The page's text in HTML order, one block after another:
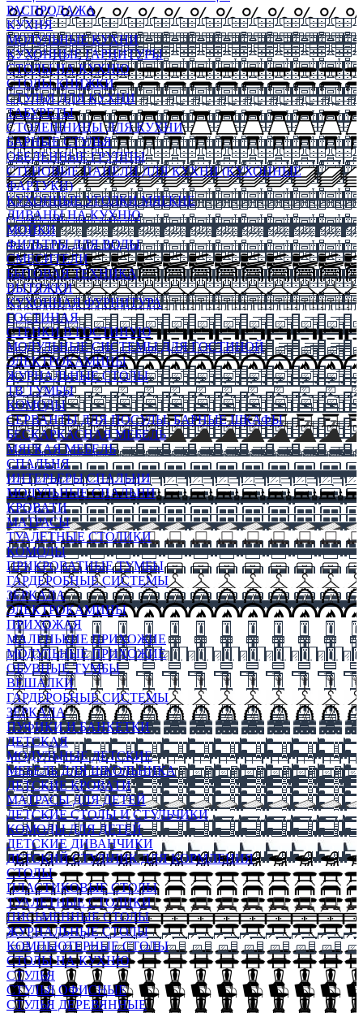
РАСПРОДАЖА
КУХНЯ
МОДУЛЬНЫЕ КУХНИ
КУХОННЫЕ ГАРНИТУРЫ
СТОЛЫ НА КУХНЮ
СТОЛЫ КНИЖКИ
СТУЛЬЯ ДЛЯ КУХНИ
ТАБУРЕТЫ
СТОЛЕШНИЦЫ ДЛЯ КУХНИ
БАРНЫЕ СТУЛЬЯ
ОБЕДЕННЫЕ ГРУППЫ
СТЕНОВЫЕ ПАНЕЛИ ДЛЯ КУХНИ (КУХОННЫЕ
ФАРТУКИ)
КУХОННЫЕ УГОЛКИ МЯГКИЕ
ДИВАНЫ НА КУХНЮ
МОЙКИ
ФИЛЬТРЫ ДЛЯ ВОДЫ
СМЕСИТЕЛИ
БЫТОВАЯ ТЕХНИКА
ВЫТЯЖКИ
КУХОННАЯ ФУРНИТУРА
ГОСТИНАЯ
СТЕНКИ В ГОСТИНУЮ
МОДУЛЬНЫЕ СИСТЕМЫ ДЛЯ ГОСТИНОЙ
ЭЛЕКТРОКАМИНЫ
ЖУРНАЛЬНЫЕ СТОЛЫ
ТВ ТУМБЫ
КОМОДЫ
СЕРВАНТЫ ДЛЯ ПОСУДЫ, БАРНЫЕ ШКАФЫ
БЕСКАРКАСНАЯ МЕБЕЛЬ
МЯГКАЯ МЕБЕЛЬ
СПАЛЬНЯ
ИНТЕРЬЕРЫ СПАЛЬНИ
МОДУЛЬНЫЕ СПАЛЬНИ
КРОВАТИ
МАТРАСЫ
ТУАЛЕТНЫЕ СТОЛИКИ
КОМОДЫ
ПРИКРОВАТНЫЕ ТУМБЫ
ГАРДЕРОБНЫЕ СИСТЕМЫ
ЗЕРКАЛА
ЭЛЕКТРОКАМИНЫ
ПРИХОЖАЯ
МАЛЕНЬКИЕ ПРИХОЖИЕ
МОДУЛЬНЫЕ ПРИХОЖИЕ
ОБУВНЫЕ ТУМБЫ
ВЕШАЛКИ
ГАРДЕРОБНЫЕ СИСТЕМЫ
ЗЕРКАЛА
ПУФИКИ И БАНКЕТКИ
ДЕТСКАЯ
МОДУЛЬНЫЕ ДЕТСКИЕ
МЕБЕЛЬ ДЛЯ ШКОЛЬНИКА
ДЕТСКИЕ КРОВАТИ
МАТРАСЫ ДЛЯ ДЕТЕЙ
ДЕТСКИЕ СТОЛЫ И СТУЛЬЧИКИ
КОМОДЫ ДЛЯ ДЕТЕЙ
ДЕТСКИЕ ДИВАНЧИКИ
ДЕТСКИЙ СТУЛЬЧИК ДЛЯ КОРМЛЕНИЯ
СТОЛЫ
ПЛАСТИКОВЫЕ СТОЛЫ
ТУАЛЕТНЫЕ СТОЛИКИ
ПИСЬМЕННЫЕ СТОЛЫ
ЖУРНАЛЬНЫЕ СТОЛЫ
КОМПЬЮТЕРНЫЕ СТОЛЫ
СТОЛЫ НА КУХНЮ
СТУЛЬЯ
СТУЛЬЯ ОФИСНЫЕ
СТУЛЬЯ ДЕРЕВЯННЫЕ